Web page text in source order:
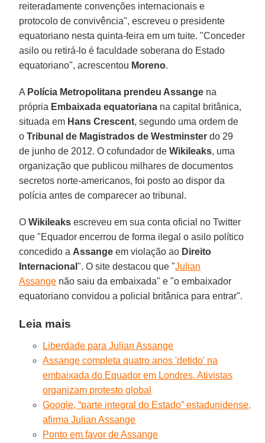
reiteradamente convenções internacionais e
protocolo de convivência", escreveu o presidente
equatoriano nesta quinta-feira em um tuite. "Conceder
asilo ou retirá-lo é faculdade soberana do Estado
equatoriano", acrescentou Moreno.
A Polícia Metropolitana prendeu Assange na
própria Embaixada equatoriana na capital britânica,
situada em Hans Crescent, segundo uma ordem de
oTribunal de Magistrados de Westminster do 29
de junho de 2012. O cofundador deWikileaks, uma
organização que publicou milhares de documentos
secretos norte-americanos, foi posto ao dispor da
polícia antes de comparecer ao tribunal.
OWikileaks escreveu em sua conta oficial no Twitter
que "Equador encerrou de forma ilegal o asilo político
concedido a Assange em violação ao Direito
Internacional". O site destacou que "Julian
Assange não saiu da embaixada" e "o embaixador
equatoriano convidou a policial britânica para entrar".
Leia mais
Liberdade para Julian Assange
Assange completa quatro anos 'detido' na
embaixada do Equador em Londres. Ativistas
organizam protesto global
Google, “parte integral do Estado” estadunidense,
afirma Julian Assange
Ponto em favor de Assange